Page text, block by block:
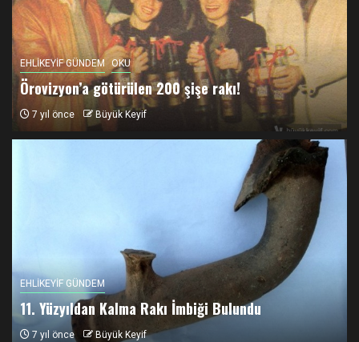
EHLİKEYİF GÜNDEM OKU
Örovizyon’a götürülen 200 şişe rakı!
7 yıl önce Büyük Keyif
EHLİKEYİF GÜNDEM
11. Yüzyıldan Kalma Rakı İmbiği Bulundu
7 yıl önce Büyük Keyif